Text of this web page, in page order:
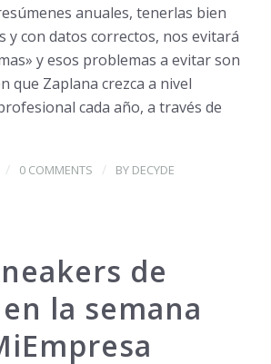
anuales, tenerlas bien
y con datos correctos, nos evitará
y esos problemas a evitar son
que Zaplana crezca a nivel
cada año, a través de
/ 0 COMMENTS / BY DECYDE
de
la semana